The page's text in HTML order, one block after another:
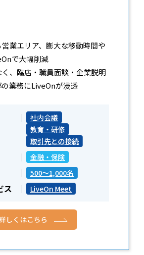
業エリア、膨大な移動時間や
で大幅削減
、臨店・職員面談・企業説明
業務にLiveOnが浸透
社内会議
教育・研修
取引先との接続
金融・保険
500～1,000名
ス LiveOn Meet
しくはこちら